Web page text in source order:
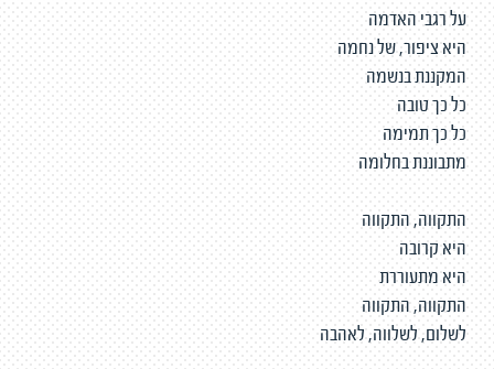
על רגבי האדמה
היא ציפור, של נחמה
המקננת בנשמה
כל כך טובה
כל כך תמימה
מתבוננת בחלומה
התקווה, התקווה
היא קרובה
היא מתעוררת
התקווה, התקווה
לשלום, לשלווה, לאהבה